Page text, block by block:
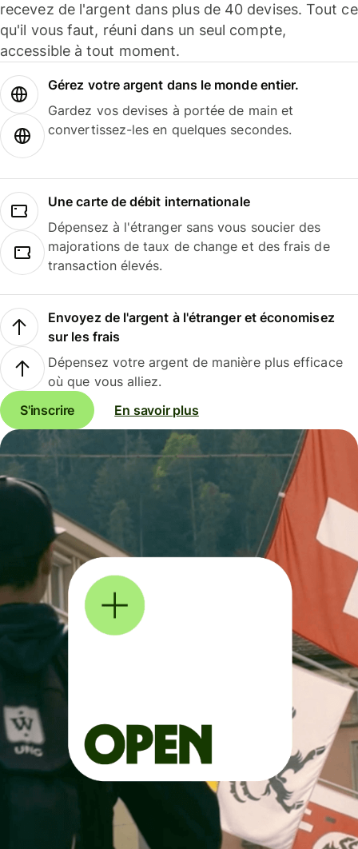
recevez de l'argent dans plus de 40 devises. Tout ce
qu'il vous faut, réuni dans un seul compte,
accessible à tout moment.
Gérez votre argent dans le monde entier.
Gardez vos devises à portée de main et
convertissez-les en quelques secondes.
Une carte de débit internationale
Dépensez à l'étranger sans vous soucier des
majorations de taux de change et des frais de
transaction élevés.
Envoyez de l'argent à l'étranger et économisez
sur les frais
Dépensez votre argent de manière plus efficace
où que vous alliez.
S'inscrire
En savoir plus